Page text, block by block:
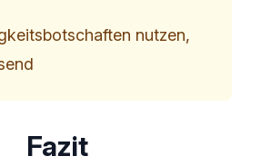
nutzen,
Fazit